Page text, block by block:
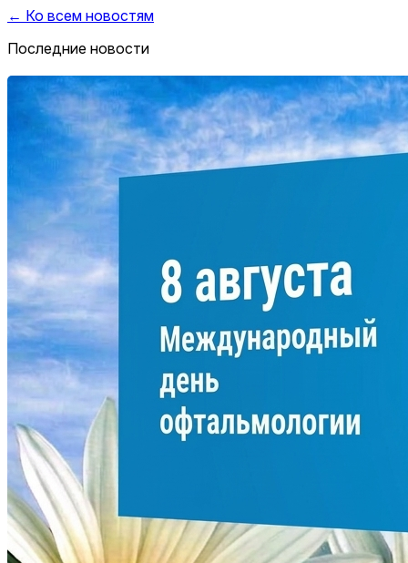
← Ко всем новостям
Последние новости